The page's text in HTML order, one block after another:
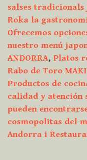
salses tradicionals
Roka la
Ofrecemos
nuestro menú
ANDORRA, Platos
Rabo de Toro
Productos de
calidad y atención
pueden
cosmopolitas del
Andorra i